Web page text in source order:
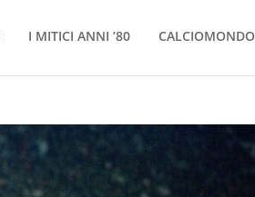
I MITICI ANNI ’80 CALCIOMONDO